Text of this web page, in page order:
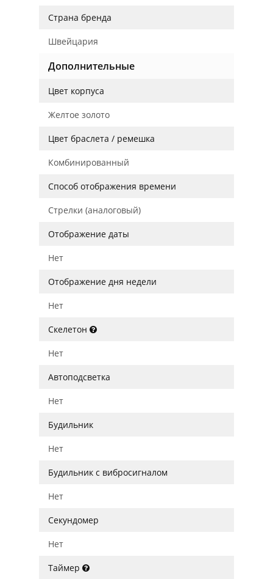
Страна бренда
Швейцария
Дополнительные
Цвет корпуса
Желтое золото
Цвет браслета / ремешка
Комбинированный
Способ отображения времени
Стрелки (аналоговый)
Отображение даты
Нет
Отображение дня недели
Нет
Скелетон
Нет
Автоподсветка
Нет
Будильник
Нет
Будильник с вибросигналом
Нет
Секундомер
Нет
Таймер